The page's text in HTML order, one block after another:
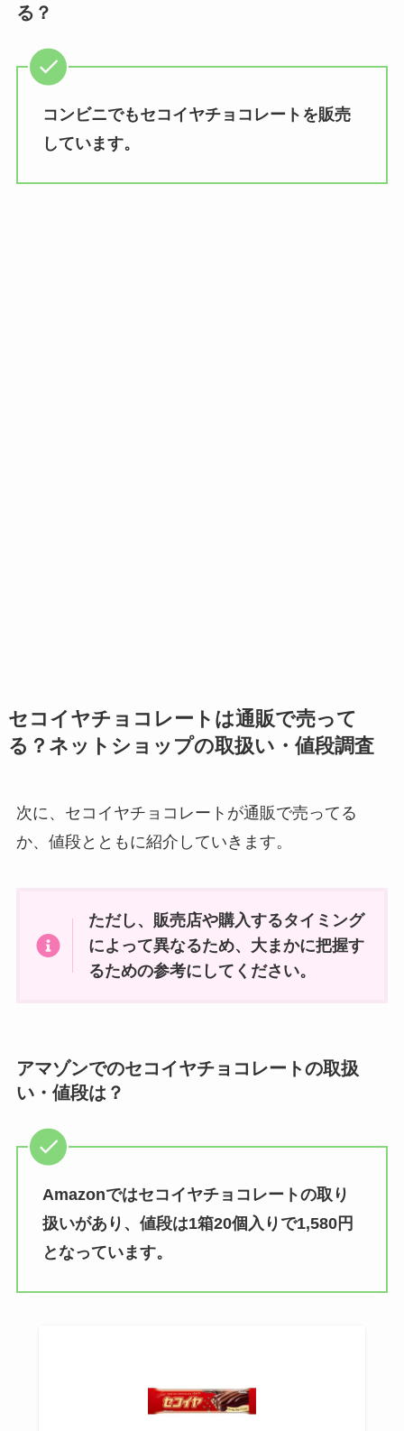
る？
コンビニでもセコイヤチョコレートを販売
しています。
セコイヤチョコレートは通販で売って
る？ネットショップの取扱い・値段調査
次に、セコイヤチョコレートが通販で売ってる
か、値段とともに紹介していきます。
ただし、販売店や購入するタイミング
によって異なるため、大まかに把握す
るための参考にしてください。
アマゾンでのセコイヤチョコレートの取扱
い・値段は？
Amazonではセコイヤチョコレートの取り
扱いがあり、値段は1箱20個入りで1,580円
となっています。